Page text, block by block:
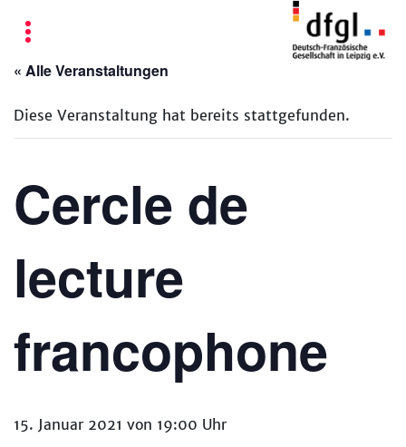
« Alle Veranstaltungen
Diese Veranstaltung hat bereits stattgefunden.
Cercle de
lecture
francophone
15. Januar 2021 von 19:00 Uhr